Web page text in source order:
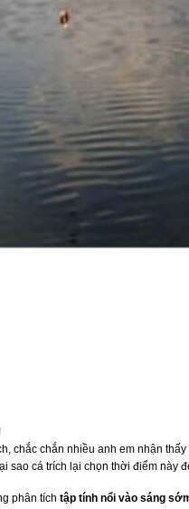
chắc chắn nhiều anh em nhận
sao cá trích lại chọn thời điểm
phân tích tập tính nổi vào sáng